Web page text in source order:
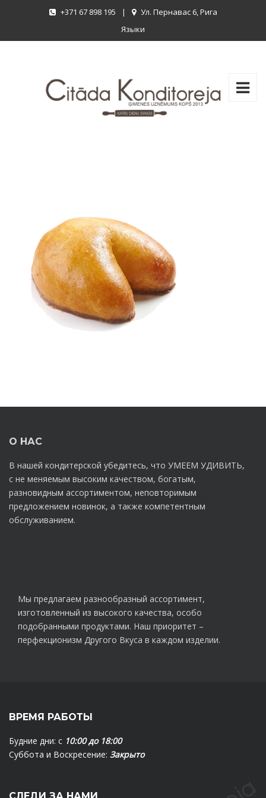
+371 67 898 195 |
Ул. Пернавас 6, Рига
Языки
О НАС
В нашей кондитерской убедитесь, что УМЕЕМ УДИВИТЬ,
с не меняемым высоким качеством, богатым,
разновидным ассортиментом, неповторимым
предложением новинок, а также компетентным
обслуживанием.
Мы предлагаем разнообразный ассортимент,
изготовленный из высокого качества, особо
подобранными продуктами. Наш приоритет –
перфекционизм Другого Вкуса в каждом изделии.
ВРЕМЯ РАБОТЫ
Будние дни: с 10:00 до 18:00
Суббота и Воскресение: Закрыто